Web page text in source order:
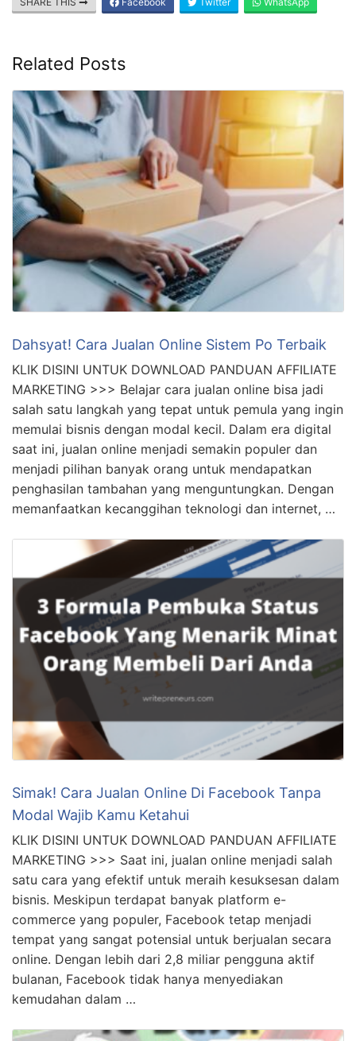
Adalah seorang digital marketer
berpengalaman sejak tahun 2015. Beliau
sangat expert dalam website, email
marketing, server dan meta ads. Selalu kunjungi website ini
untuk medapatkan ilmu bermanfaat dari beliau.
SHARE THIS Twitter WhatsApp
Related Posts
Dahsyat! Cara Jualan Online Sistem Po Terbaik
KLIK DISINI UNTUK DOWNLOAD PANDUAN AFFILIATE
MARKETING >>> Belajar cara jualan online bisa jadi
salah satu langkah yang tepat untuk pemula yang ingin
memulai bisnis dengan modal kecil. Dalam era digital
saat ini, jualan online menjadi semakin populer dan
menjadi pilihan banyak orang untuk mendapatkan
penghasilan tambahan yang menguntungkan. Dengan
memanfaatkan kecanggihan teknologi dan internet, …
Simak! Cara Jualan Online Di Facebook Tanpa
Modal Wajib Kamu Ketahui